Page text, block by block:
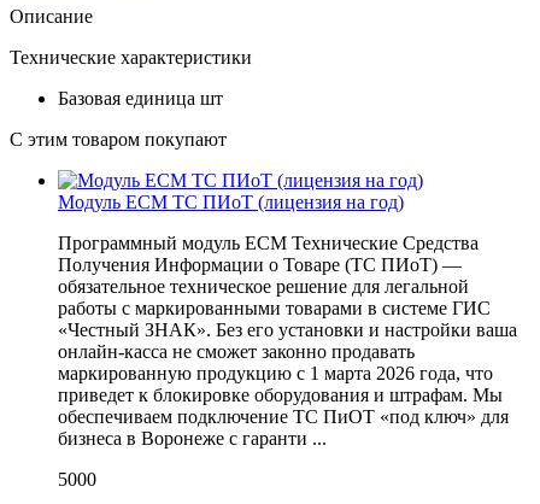
Описание
Технические характеристики
Базовая единица шт
С этим товаром покупают
Модуль ЕСМ ТС ПИоТ (лицензия на год)
Программный модуль ЕСМ Технические Средства
Получения Информации о Товаре (ТС ПИоТ) —
обязательное техническое решение для легальной
работы с маркированными товарами в системе ГИС
«Честный ЗНАК». Без его установки и настройки ваша
онлайн-касса не сможет законно продавать
маркированную продукцию с 1 марта 2026 года, что
приведет к блокировке оборудования и штрафам. Мы
обеспечиваем подключение ТС ПиОТ «под ключ» для
бизнеса в Воронеже с гаранти ...
5000